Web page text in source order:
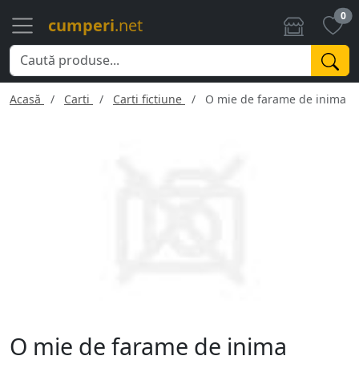
cumperi.net 0
Acasă Carti Carti fictiune O mie de farame de inima
O mie de farame de inima